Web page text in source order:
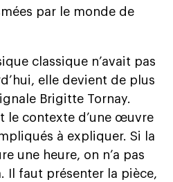
par le monde de
classique n’avait pas
elle devient de plus
Brigitte Tornay.
le contexte d’une œuvre
à expliquer. Si la
une heure, on n’a pas
Il faut présenter la pièce,